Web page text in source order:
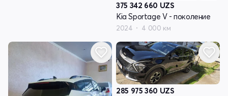
375 342 660 UZS
Kia Sportage V - поколение
2024 4 000 км
285 975 360 UZS